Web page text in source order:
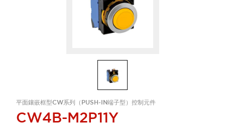
平面鑲嵌框型CW系列（PUSH-IN端子型）控制元件
CW4B-M2P11Y